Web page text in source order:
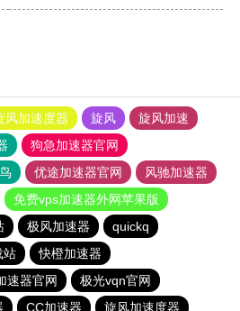
风加速度器 旋风
旋风加速
狗急加速器官网
优途加速器官网
风驰加速器
免费vps加速器外网苹果版
极风加速器
quickq
站
快橙加速器
速器官网
极光vqn官网
CC加速器 旋风加速度器